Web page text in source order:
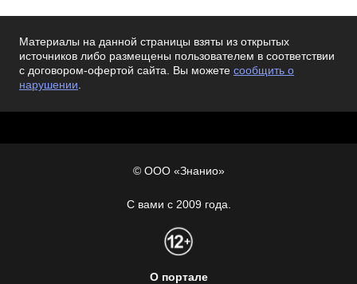
Материалы на данной страницы взяты из открытых
источников либо размещены пользователем в соответствии
с договором-офертой сайта. Вы можете сообщить о
нарушении.
© ООО «Знанио»
С вами с 2009 года.
О портале